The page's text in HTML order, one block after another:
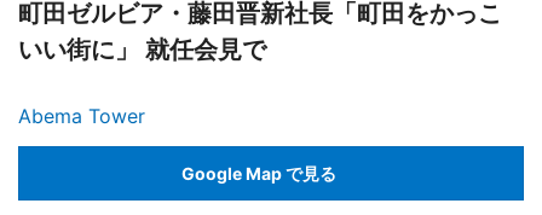
町田ゼルビア・藤田晋新社長「町田をかっこ
いい街に」 就任会見で
Abema Tower
Google Map で見る